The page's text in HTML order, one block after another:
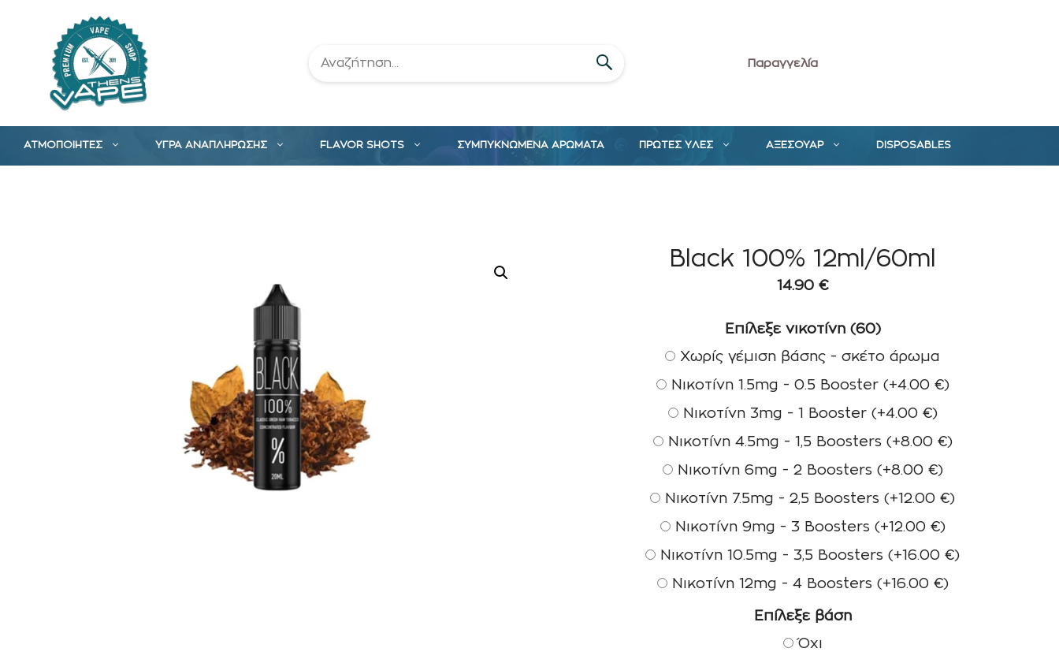
περιεχόμενο
Παραγγελία
ΑΤΜΟΠΟΙΗΤΕΣ ΥΓΡΑ ΑΝΑΠΛΗΡΩΣΗΣ FLAVOR SHOTS ΣΥΜΠΥΚΝΩΜΕΝΑ ΑΡΩΜΑΤΑ ΠΡΩΤΕΣ ΥΛΕΣ ΑΞΕΣΟΥΑΡ DISPOSABLES
Black 100% 12ml/60ml
14.90€
Επίλεξε νικοτίνη (60)
Χωρίς γέμιση βάσης - σκέτο άρωμα
Νικοτίνη 1.5mg - 0.5 Booster (+4.00 €)
Νικοτίνη 3mg - 1 Booster (+4.00 €)
Νικοτίνη 4.5mg - 1,5 Boosters (+8.00 €)
Νικοτίνη 6mg - 2 Boosters (+8.00 €)
Νικοτίνη 7.5mg - 2,5 Boosters(+12.00€)
Νικοτίνη 9mg - 3 Boosters (+12.00 €)
Νικοτίνη 10.5mg - 3,5 Boosters(+16.00€)
Νικοτίνη 12mg - 4 Boosters (+16.00 €)
Επίλεξε βάση
Όχι